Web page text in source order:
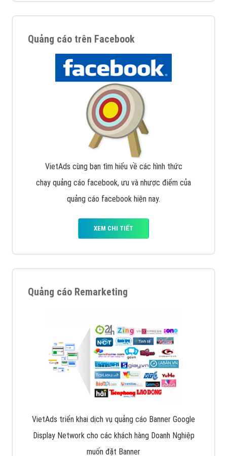
Quảng cáo trên Facebook
VietAds cùng bạn tìm hiểu về các hình thức
chạy quảng cáo facebook, ưu và nhược điểm của
quảng cáo facebook hiện nay.
XEM CHI TIẾT
Quảng cáo Remarketing
VietAds triển khai dịch vụ quảng cáo Banner Google
Display Network cho các khách hàng Doanh Nghiệp
muốn đặt Banner